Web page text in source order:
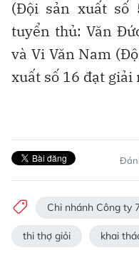
(Đội sản xuất số
tuyển thủ: Văn
và Vi Văn Nam
xuất số 16 đạt giải
Chi nhánh Công ty
thi thợ giỏi khai